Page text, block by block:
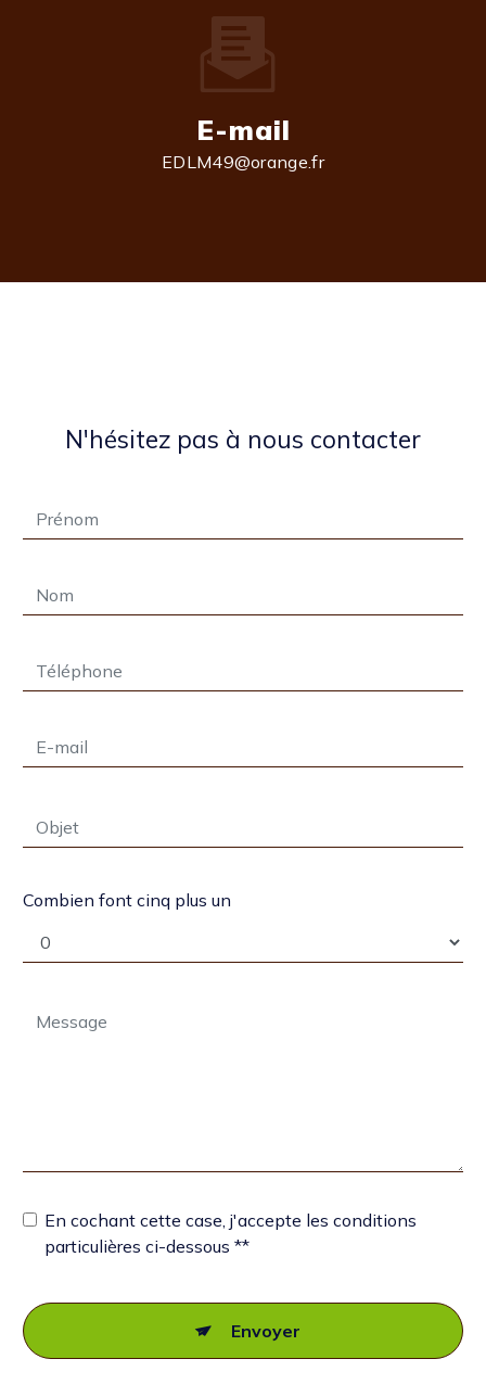
E-mail
EDLM49@orange.fr
N'hésitez pas à nous contacter
Combien font cinq plus un
En cochant cette case, j'accepte les conditions
particulières ci-dessous **
Envoyer